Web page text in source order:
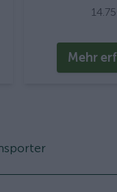
Mehr